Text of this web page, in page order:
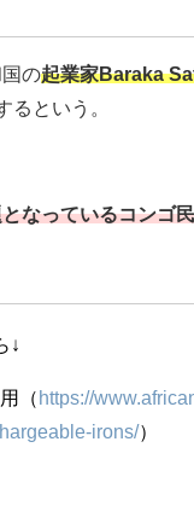
の起業家Baraka
るという。
なっているコンゴ
↓
（ https://
irons/）